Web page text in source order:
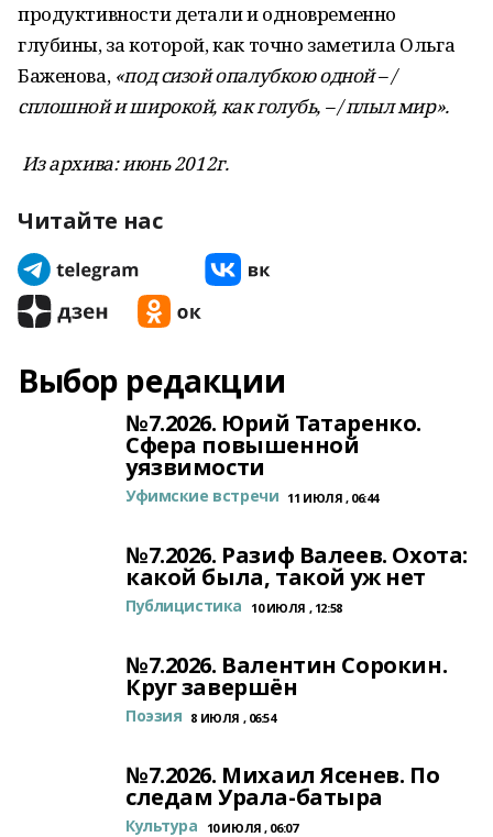
продуктивности детали и одновременно
глубины, за которой, как точно заметила Ольга
Баженова, «под сизой опалубкою одной – /
сплошной и широкой, как голубь, – / плыл мир».
Из архива: июнь 2012г.
Читайте нас
Выбор редакции
№7.2026. Юрий Татаренко.
Сфера повышенной
уязвимости
Уфимские встречи 11 ИЮЛЯ , 06:44
№7.2026. Разиф Валеев. Охота:
какой была, такой уж нет
Публицистика 10 ИЮЛЯ , 12:58
№7.2026. Валентин Сорокин.
Круг завершён
Поэзия 8 ИЮЛЯ , 06:54
№7.2026. Михаил Ясенев. По
следам Урала-батыра
Культура 10 ИЮЛЯ , 06:07